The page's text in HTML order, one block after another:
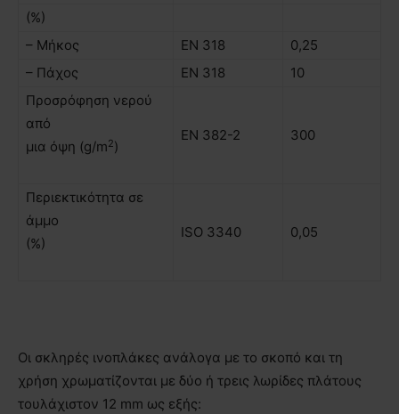
(%)
– Μήκος
ΕΝ 318
0,25
– Πάχος
ΕΝ 318
10
Προσρόφηση νερού
από
µια όψη (g/m2)
EN 382-2 300
Περιεκτικότητα σε
άµµο
(%)
ISO 3340 0,05
Οι σκληρές ινοπλάκες ανάλογα µε το σκοπό και τη
χρήση χρωματίζονται µε δύο ή τρεις λωρίδες πλάτους
τουλάχιστον 12 mm ως εξής: